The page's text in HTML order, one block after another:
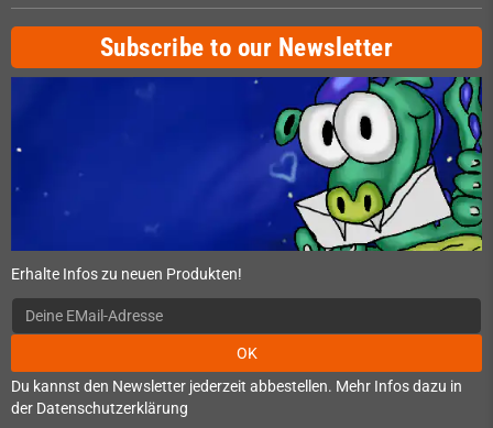
Subscribe to our Newsletter
Erhalte Infos zu neuen Produkten!
OK
Du kannst den Newsletter jederzeit abbestellen. Mehr Infos dazu in
der Datenschutzerklärung